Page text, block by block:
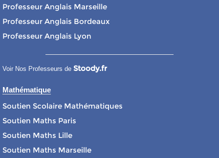
Professeur Anglais Marseille
Professeur Anglais Bordeaux
Professeur Anglais Lyon
Voir Nos Professeurs de Stoody.fr
Mathématique
Soutien Scolaire Mathématiques
Soutien Maths Paris
Soutien Maths Lille
Soutien Maths Marseille